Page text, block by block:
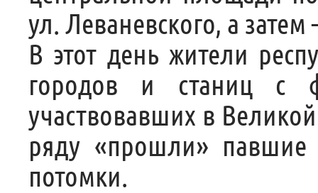
ул. Леваневского, а
В этот день жители
городов и станиц с
участвовавших в
ряду «прошли»
потомки.